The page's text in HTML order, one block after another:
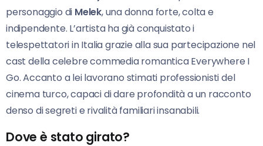
personaggio di Melek, una donna forte, colta e
indipendente. L’artista ha già conquistato i
telespettatori in Italia grazie alla sua partecipazione nel
cast della celebre commedia romantica Everywhere I
Go. Accanto a lei lavorano stimati professionisti del
cinema turco, capaci di dare profondità a un racconto
denso di segreti e rivalità familiari insanabili.
Dove è stato girato?